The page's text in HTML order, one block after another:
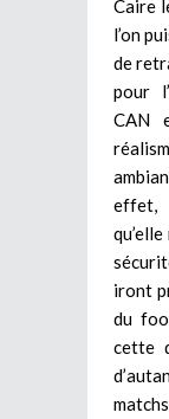
Caire
l’on
de
pour
CAN
effet,
iront
du
cette